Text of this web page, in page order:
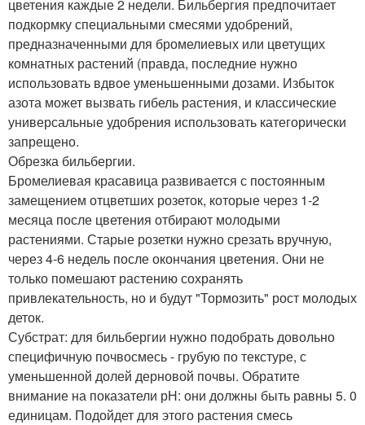
цветения каждые 2 недели. Бильбергия предпочитает
подкормку специальными смесями удобрений,
предназначенными для бромелиевых или цветущих
комнатных растений (правда, последние нужно
использовать вдвое уменьшенными дозами. Избыток
азота может вызвать гибель растения, и классические
универсальные удобрения использовать категорически
запрещено.
Обрезка бильбергии.
Бромелиевая красавица развивается с постоянным
замещением отцветших розеток, которые через 1-2
месяца после цветения отбирают молодыми
растениями. Старые розетки нужно срезать вручную,
через 4-6 недель после окончания цветения. Они не
только помешают растению сохранять
привлекательность, но и будут "Тормозить" рост молодых
деток.
Субстрат: для бильбергии нужно подобрать довольно
специфичную почвосмесь - грубую по текстуре, с
уменьшенной долей дерновой почвы. Обратите
внимание на показатели рН: они должны быть равны 5. 0
единицам. Подойдет для этого растения смесь